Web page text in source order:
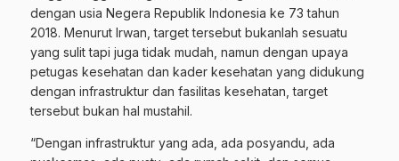
dengan usia Negera Republik Indonesia ke 73 tahun
2018. Menurut Irwan, target tersebut bukanlah sesuatu
yang sulit tapi juga tidak mudah, namun dengan upaya
petugas kesehatan dan kader kesehatan yang didukung
dengan infrastruktur dan fasilitas kesehatan, target
tersebut bukan hal mustahil.
“Dengan infrastruktur yang ada, ada posyandu, ada